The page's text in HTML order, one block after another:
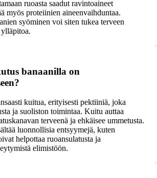
ruoasta saadut ravintoaineet
myös proteiinien aineenvaihduntaa.
syöminen voi siten tukea terveen
banaanilla on
kuitua, erityisesti pektiiniä, joka
ja suoliston toimintaa. Kuitu auttaa
terveenä ja ehkäisee ummetusta.
luonnollisia entsyymejä, kuten
helpottaa ruoansulatusta ja
elimistöön.